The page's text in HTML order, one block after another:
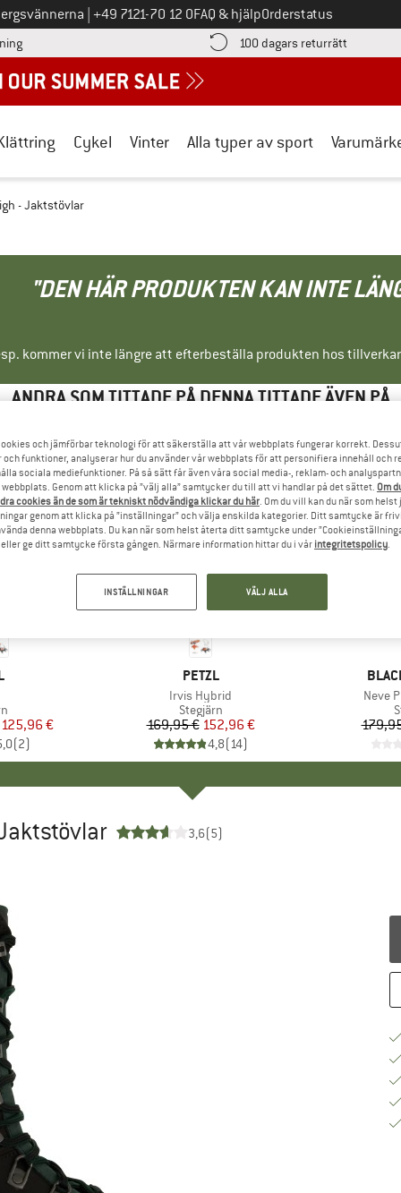
Ring oss på
+49 7121-70 12 0FAQ & hjälpOrderstatus
Hitta betalningsinformationen här! Öppnas i en inforuta
100 dagars returrätt
Cykel Vinter Alla typer av sport
- Jaktstövlar
"DEN HÄR PRODUKTEN KAN INTE
kommer vi inte längre att efterbeställa produkten hos
ANDRA SOM TITTADE PÅ DENNA TITTADE ÄVEN PÅ
pris
125,96 €
(2)
VARUMÄRKE
PETZL
Produkter
Irvis Hybrid
Produktgrupp
Stegjärn
Pris
169,95 € Reducerat pris
152,96 €
4,8(14)
10%
Neve
3,6(5)
och jämförbar teknologi för att säkerställa att vår webbplats fungerar korrekt.
funktioner, analyserar hur du använder vår webbplats för att personifiera innehåll och
sociala mediefunktioner. På så sätt får även våra social media-, reklam- och
Genom att klicka på ”välj alla” samtycker du till att vi handlar på det sättet. Om
cookies än de som är tekniskt nödvändiga klickar du här. Om du vill kan du när som
genom att klicka på ”inställningar” och välja enskilda kategorier. Ditt samtycke är
denna webbplats. Du kan när som helst återta ditt samtycke under
ge ditt samtycke första gången. Närmare information hittar du i vår integritetspolicy.
INSTÄLLNINGAR VÄLJ ALLA